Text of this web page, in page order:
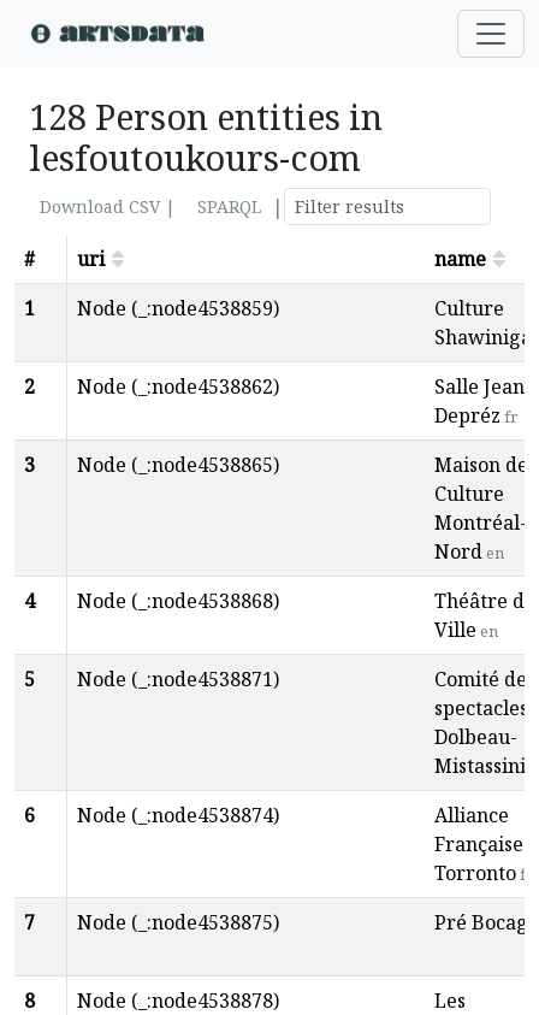
128 Person entities in
lesfoutoukours-com
Download CSV | SPARQL
|
#
uri
name
1
Node (_:node4538859)
Culture
2
Node (_:node4538862)
Salle Jean
Depréz fr
3 Node (_:node4538865)
Maison de
Culture
Montréal-
Nord en
4 Node (_:node4538868)
Théâtre
Ville en
5 Node (_:node4538871)
Comité des
spectacles
Dolbeau-
Mistassini
6 Node (_:node4538874)
Alliance
Française
Torrontofr
7 Node (_:node4538875) Pré Bocage
8 Node (_:node4538878)
Les